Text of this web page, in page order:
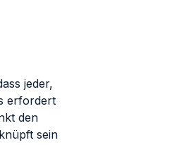
jeder,
erfordert
den
sein